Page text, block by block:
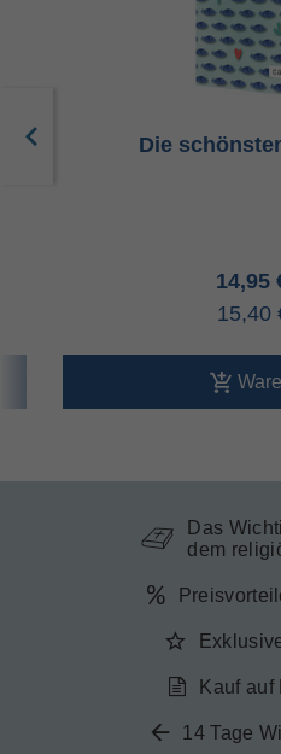
Die
14,95
15,40
Das
dem
Kauf auf
14 Tage